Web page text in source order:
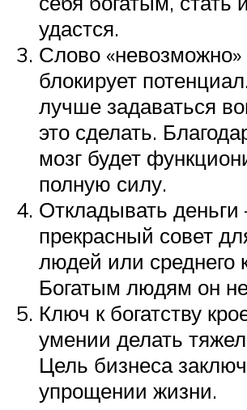
удастся.
Слово
блокирует
лучше задаваться
это сделать.
мозг будет
полную силу.
Откладывать деньги
прекрасный совет
людей или среднего
Богатым людям он
Ключ к богатству
умении делать
Цель бизнеса
упрощении жизни.